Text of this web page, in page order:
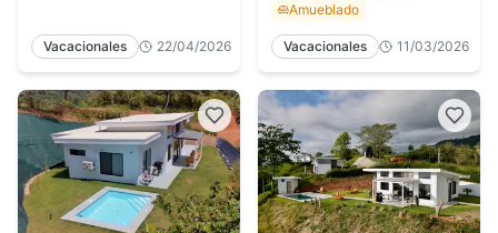
Vacacionales 22/04/2026
Amueblado
Vacacionales 11/03/2026